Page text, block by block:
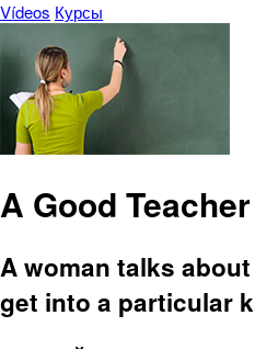
Vídeos Курсы
A Good Teacher
A woman talks
get into a particular